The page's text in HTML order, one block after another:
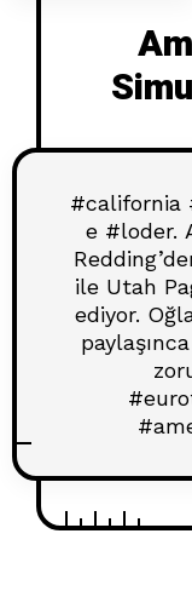
#california
e #loder.
ile Utah
ediyor.